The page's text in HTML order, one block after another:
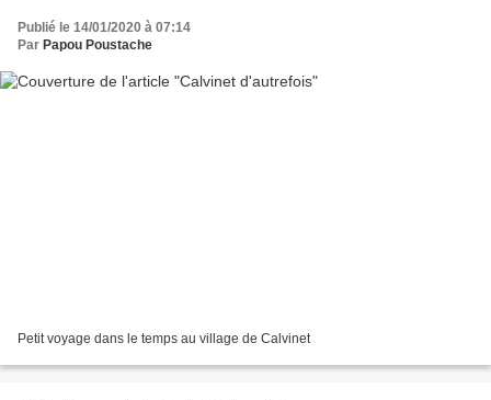
Publié le 14/01/2020 à 07:14
Par Papou Poustache
Petit voyage dans le temps au village de Calvinet